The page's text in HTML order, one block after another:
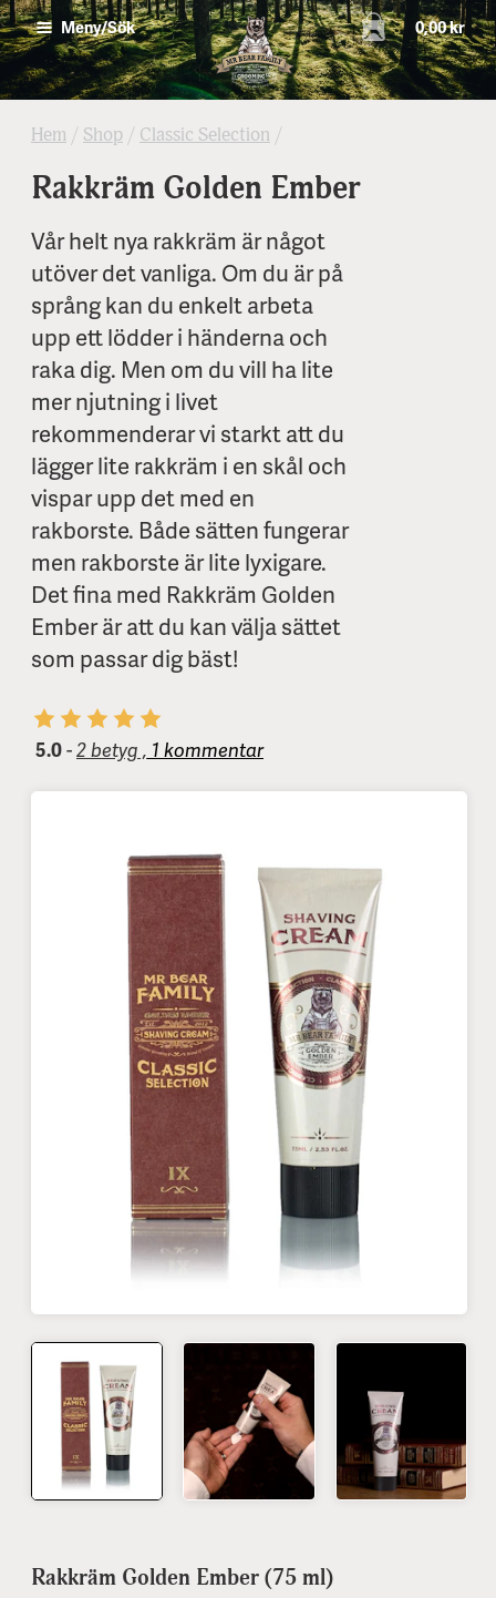
0,00 kr
Meny/Sök
Hem / Shop / Classic Selection /
Rakkräm Golden Ember
Vår helt nya rakkräm är något
utöver det vanliga. Om du är på
språng kan du enkelt arbeta
upp ett lödder i händerna och
raka dig. Men om du vill ha lite
mer njutning i livet
rekommenderar vi starkt att du
lägger lite rakkräm i en skål och
vispar upp det med en
rakborste. Både sätten fungerar
men rakborste är lite lyxigare.
Det fina med Rakkräm Golden
Ember är att du kan välja sättet
som passar dig bäst!
5.0-2 betyg , 1 kommentar
Rakkräm Golden Ember (75 ml)